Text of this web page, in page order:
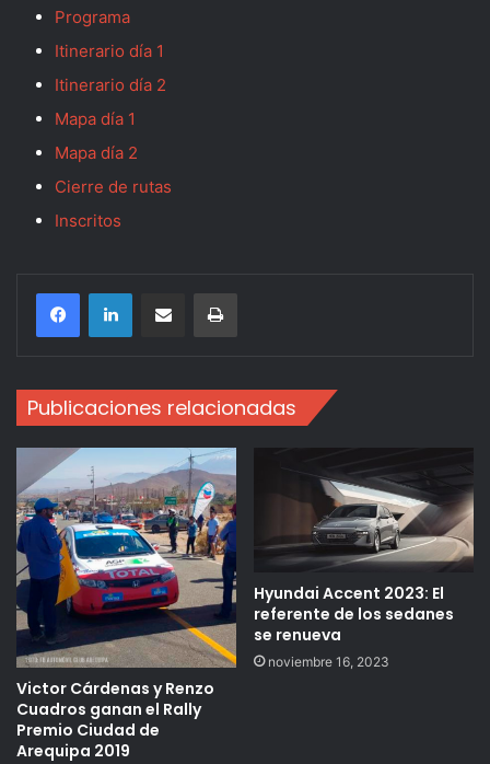
Programa
Itinerario día 1
Itinerario día 2
Mapa día 1
Mapa día 2
Cierre de rutas
Inscritos
Compartir por correo electrónicoImprimir
Publicaciones relacionadas
Victor Cárdenas y Renzo
Cuadros ganan el Rally
Premio Ciudad de
Arequipa 2019
Hyundai Accent 2023: El
referente de los sedanes
se renueva
noviembre 16, 2023